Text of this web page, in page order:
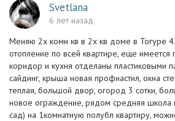
Svetlana
6 лет назад
Меняю 2х комн кв в 2х кв доме в Тогуре
отопление по всей квартире, еще имеется
коридор и кухня отделаны пластиковыми
сайдинг, крыша новая профнастил, окна
теплая, большой двор, огород 3 сотки,
новое ограждение, рядом средняя школа
сад) на 1комнатную полубл квартиру,